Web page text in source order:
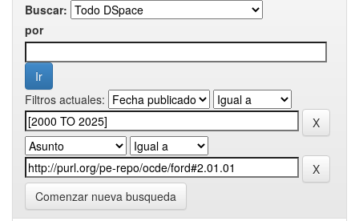
Buscar:
por
Filtros actuales:
Comenzar nueva busqueda